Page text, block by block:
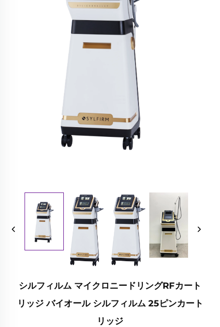
シルフィルム マイクロニードリングRFカート
リッジ バイオール シルフィルム 25ピンカート
リッジ